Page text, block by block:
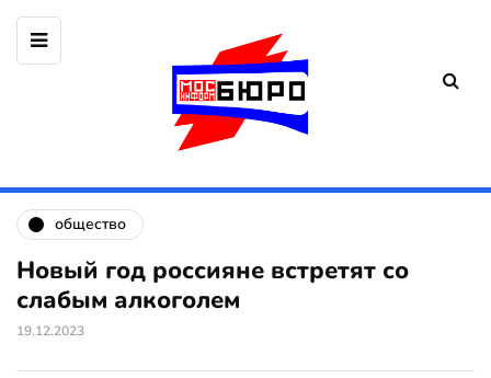
общество
Новый год россияне встретят со
слабым алкоголем
19.12.2023